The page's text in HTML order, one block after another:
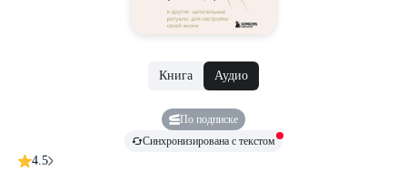
Книга Аудио
По подписке
Синхронизирована с текстом
4.5